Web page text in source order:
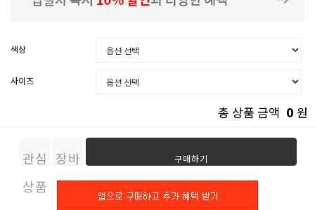
색상
사이즈
총 상품 금액 0 원
관심
상품
장바
구니
구매하기